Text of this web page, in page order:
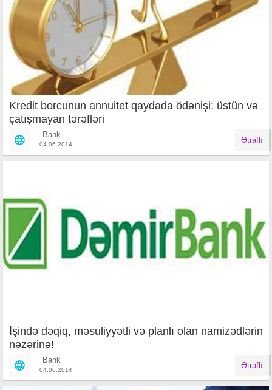
Kredit borcunun annuitet qaydada ödənişi: üstün və
çatışmayan tərəfləri
Bank
04.06.2014 Ətraflı
İşində dəqiq, məsuliyyətli və planlı olan namizədlərin
nəzərinə!
Bank
04.06.2014 Ətraflı